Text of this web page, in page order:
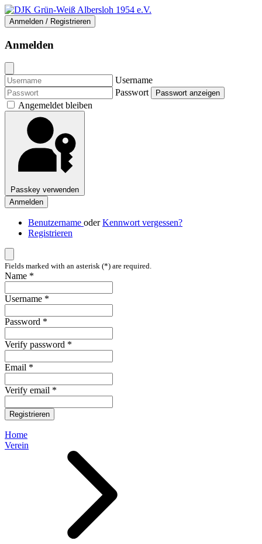
Anmelden / Registrieren
Anmelden
Username
Passwort
Passwort anzeigen
Angemeldet bleiben
Passkey verwenden
Anmelden
Benutzername oderKennwort vergessen?
Registrieren
Fields marked with an asterisk (*) are required.
Name *
Username *
Password *
Verify password *
Email *
Verify email *
Registrieren
Home
Verein